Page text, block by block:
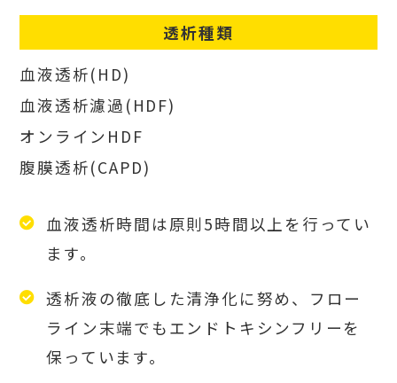
透析種類
血液透析(HD)
血液透析濾過(HDF)
オンラインHDF
腹膜透析(CAPD)
血液透析時間は原則5時間以上を行ってい
ます。
透析液の徹底した清浄化に努め、フロー
ライン末端でもエンドトキシンフリーを
保っています。